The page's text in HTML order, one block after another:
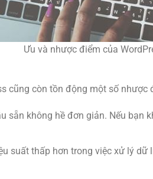
Ưu và nhược điểm của
cũng còn tồn động một số nhược
sẵn không hề đơn giản. Nếu bạn
suất thấp hơn trong việc xử lý